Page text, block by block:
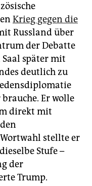
Krieg gegen die
Russland über
der Debatte
später mit
deutlich zu
Er wolle
direkt mit
stellte er
Stufe –
der
Trump.